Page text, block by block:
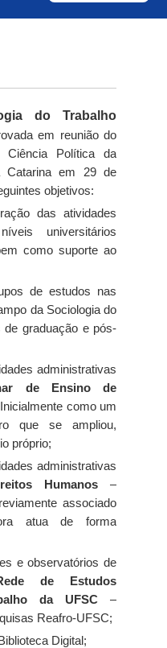
do Trabalho
em reunião do
Ciência Política da
Catarina em 29 de
objetivos:
das atividades
universitários
como suporte ao
de estudos nas
da Sociologia do
de graduação e pós-
administrativas
de Ensino de
como um
que se ampliou,
próprio;
administrativas
Humanos –
associado
atua de forma
e observatórios de
de Estudos
da UFSC –
Reafro-UFSC;
Digital;